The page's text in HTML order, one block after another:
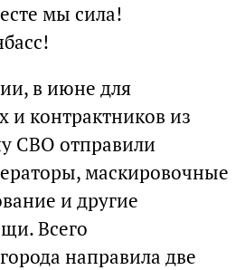
мы сила!
в июне для
и контрактников из
СВО отправили
маскировочные
и другие
Всего
направила две